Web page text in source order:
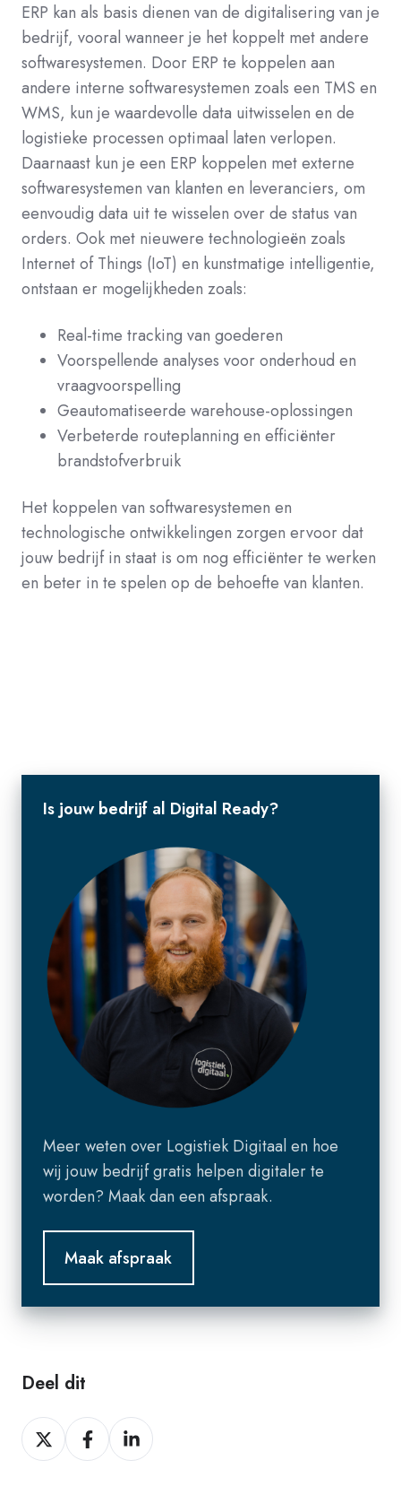
ERP kan als basis dienen van de digitalisering van je
bedrijf, vooral wanneer je het koppelt met andere
softwaresystemen. Door ERP te koppelen aan
andere interne softwaresystemen zoals een TMS en
WMS, kun je waardevolle data uitwisselen en de
logistieke processen optimaal laten verlopen.
Daarnaast kun je een ERP koppelen met externe
softwaresystemen van klanten en leveranciers, om
eenvoudig data uit te wisselen over de status van
orders. Ook met nieuwere technologieën zoals
Internet of Things (IoT) en kunstmatige intelligentie,
ontstaan er mogelijkheden zoals:
Real-time tracking van goederen
Voorspellende analyses voor onderhoud en
vraagvoorspelling
Geautomatiseerde warehouse-oplossingen
Verbeterde routeplanning en efficiënter
brandstofverbruik
Het koppelen van softwaresystemen en
technologische ontwikkelingen zorgen ervoor dat
jouw bedrijf in staat is om nog efficiënter te werken
en beter in te spelen op de behoefte van klanten.
Is jouw bedrijf al Digital Ready?
Meer weten over Logistiek Digitaal en hoe
wij jouw bedrijf gratis helpen digitaler te
worden? Maak dan een afspraak.
Deel dit
Deel
op
Deel
op
Deel
op